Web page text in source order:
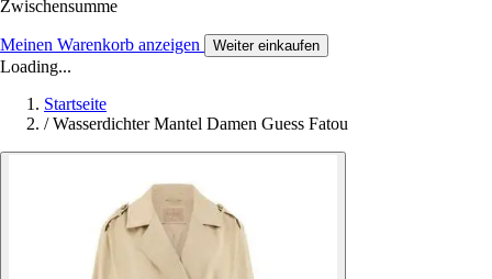
Zwischensumme
Meinen Warenkorb anzeigen Weiter einkaufen
Loading...
Startseite
/ Wasserdichter Mantel Damen Guess Fatou